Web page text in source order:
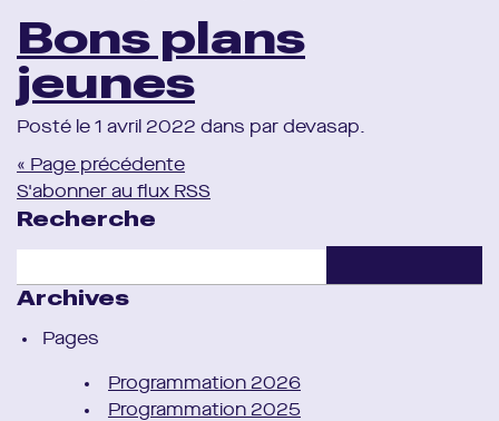
Bons plans
jeunes
Posté le 1 avril 2022 dans par devasap.
« Page précédente
S'abonner au flux RSS
Recherche
Archives
Pages
Programmation 2026
Programmation 2025